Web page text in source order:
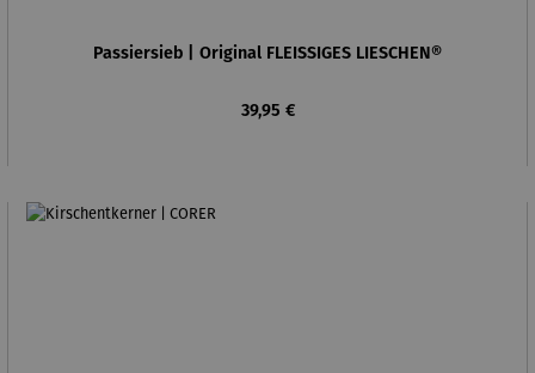
Passiersieb | Original FLEISSIGES LIESCHEN®
Regulärer Preis:
39,95 €